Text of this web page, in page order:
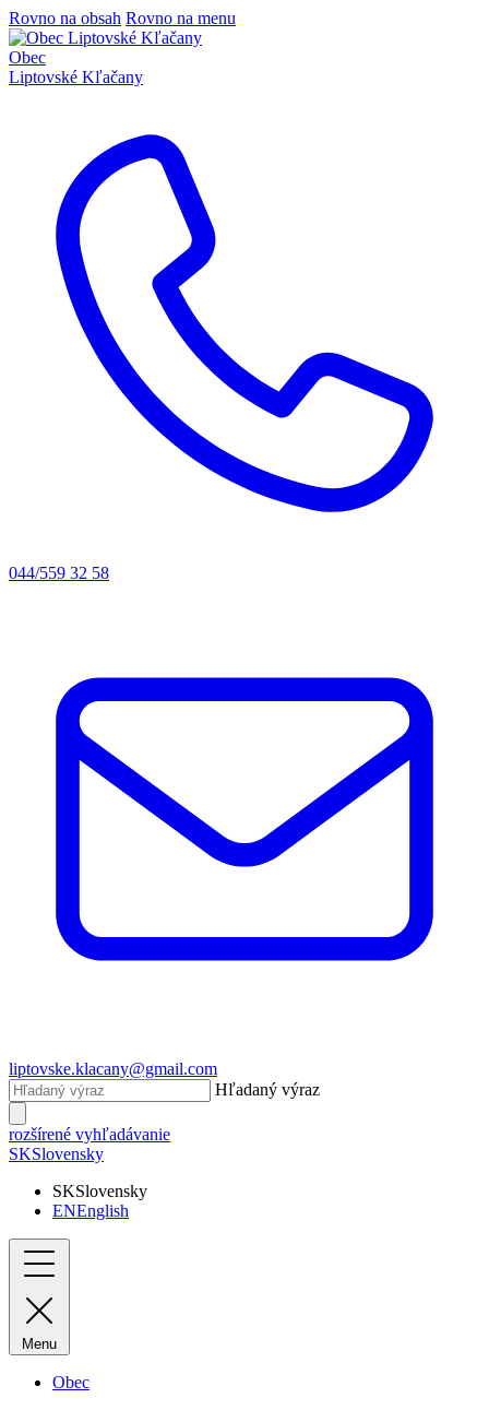
Rovno na obsah Rovno na menu
Obec
Liptovské Kľačany
044/559 32 58
liptovske.klacany@gmail.com
Hľadaný výraz
rozšírené vyhľadávanie
SKSlovensky
SKSlovensky
ENEnglish
Menu
Obec